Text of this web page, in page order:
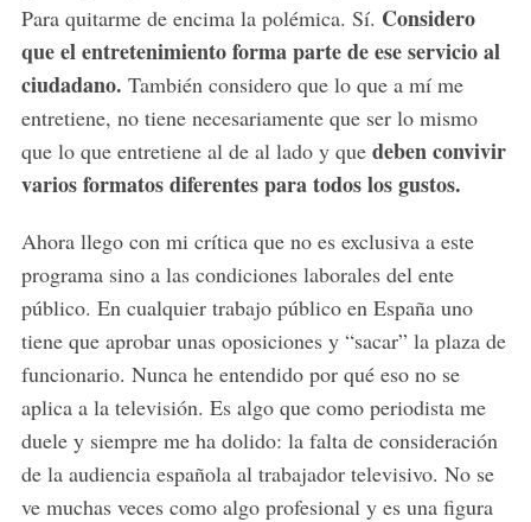
Para quitarme de encima la polémica. Sí. Considero
que el entretenimiento forma parte de ese servicio al
ciudadano. También considero que lo que a mí me
entretiene, no tiene necesariamente que ser lo mismo
que lo que entretiene al de al lado y que deben convivir
varios formatos diferentes para todos los gustos.
Ahora llego con mi crítica que no es exclusiva a este
programa sino a las condiciones laborales del ente
público. En cualquier trabajo público en España uno
tiene que aprobar unas oposiciones y “sacar” la plaza de
funcionario. Nunca he entendido por qué eso no se
aplica a la televisión. Es algo que como periodista me
duele y siempre me ha dolido: la falta de consideración
de la audiencia española al trabajador televisivo. No se
ve muchas veces como algo profesional y es una figura